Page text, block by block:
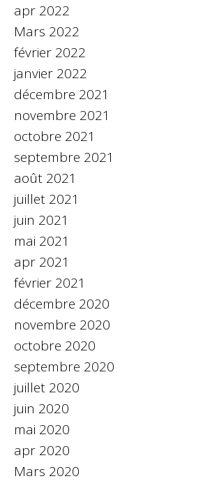
apr 2022
Mars 2022
février 2022
janvier 2022
décembre 2021
novembre 2021
octobre 2021
septembre 2021
août 2021
juillet 2021
juin 2021
mai 2021
apr 2021
février 2021
décembre 2020
novembre 2020
octobre 2020
septembre 2020
juillet 2020
juin 2020
mai 2020
apr 2020
Mars 2020